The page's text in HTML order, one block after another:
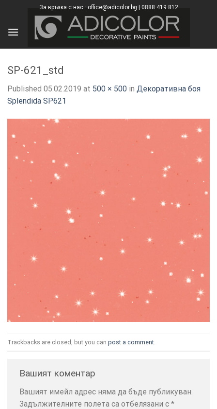
content
За връзка с нас : office@adicolor.bg | 0888 419 812
SP-621_std
Published 05.02.2019 at 500 × 500 in Декоративна боя
Splendida SP621
Trackbacks are closed, but you can post a comment
Вашият коментар
Вашият имейл адрес няма да бъде публикуван.
Задължителните полета са отбелязани с *
×
ТОЗИ
ИЗПОЛЗВА
ПОВЕЧЕ
ДА
НАМЕРИТЕ
ТУК.